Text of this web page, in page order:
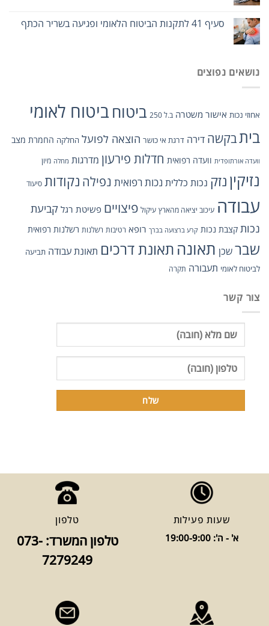
סעיף 41 לתקנות הביטוח הלאומי ופגיעה בשריר הכתף
נושאים נפוצים
אחוזי נכות אישור משטרה ב.ל 250 ביטוחביטוח לאומי
ביתבקשה דירה דרגת אי כושר הוצאה לפועל החלקה החמרת מצב
וועדה אורתופדית וועדה רפואית חדלות פירעון מדרגות מחלה מיון
נזיקיןנזק נכות כללית נכות רפואית נפילה נקודות סיעוד
עבודה עיכוב יציאה מהארץ עיקול פיצויים פשיטת רגל קביעת
נכות קצבת נכות קרע ברצועה בברך רופא רטיבות רשלנות רשלנות רפואית
שברשכן תאונה תאונת דרכים תאונת עבודה תביעה
לביטוח לאומי תעבורה תקרה
צור קשר
שעות פעילות
א' - ה': 19:00-9:00
טלפון
טלפון המשרד: 073-
7279249